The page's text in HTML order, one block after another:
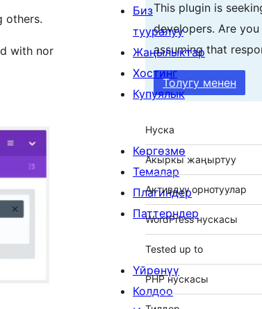
others.
with nor
This plugin is
developers. Are
assuming that
Толугу менен
Мета
Нуска
Акыркы жаңыртуу
Активдүү орнотуулар
WordPress нускасы
Tested up to
PHP нускасы
Биз
тууралуу
Жаңылыктар
Хостинг
Купуялык
Көргөзмө
Темалар
Плагиндер
Паттерндер
Үйрөнүү
Колдоо